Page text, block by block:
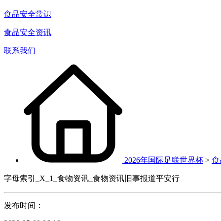
食品安全常识
食品安全资讯
联系我们
2026年国际足联世界杯 > 食
字母索引_X_1_食物资讯_食物资讯旧事报道平安行
发布时间：